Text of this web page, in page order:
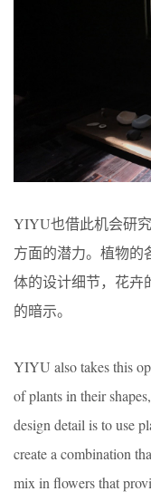
YIYU也借此机会研
方面的潜力。植物的
体的设计细节，花卉
的暗示。
YIYU also takes this
of plants in their
design detail is to use
create a combination
mix in flowers that